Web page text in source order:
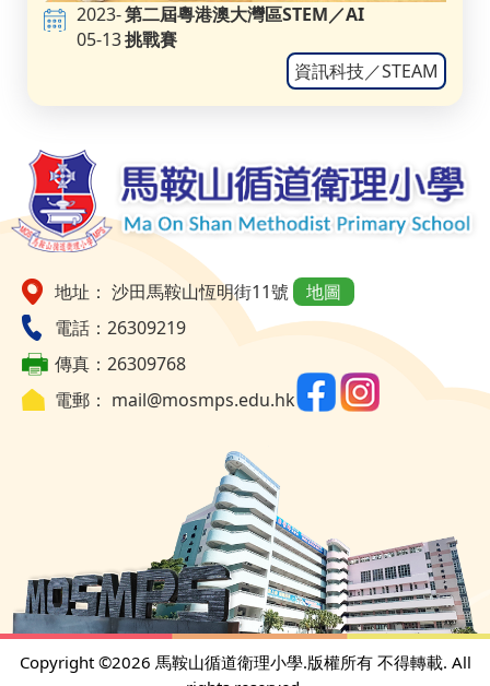
2023-
05-13
第二屆粵港澳大灣區STEM／AI
挑戰賽
資訊科技／STEAM
地址： 沙田馬鞍山恆明街11號
地圖
電話：26309219
傳真：26309768
電郵： mail@mosmps.edu.hk
Copyright ©2026 馬鞍山循道衛理小學.版權所有 不得轉載. All